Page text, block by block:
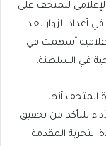
للمتحف على
أعداد الزوار بعد
أسهمت في
في السلطنة.
المتحف أنها
للتأكد من تحقيق
التجربة المقدمة